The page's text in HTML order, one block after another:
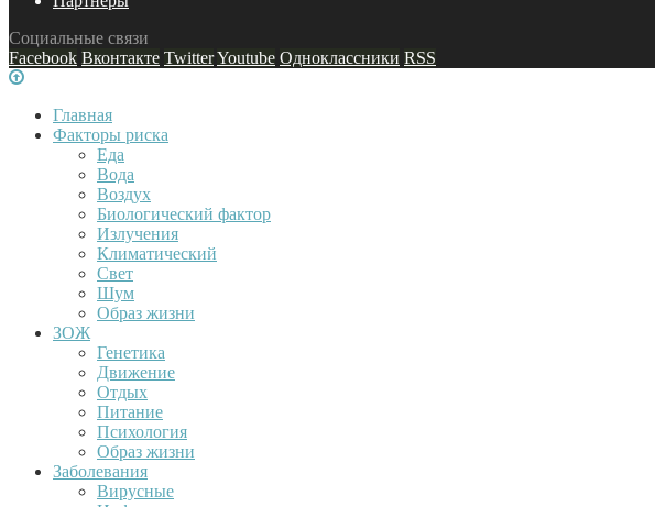
Социальные связи
Facebook Вконтакте TwitterYoutube Одноклассники RSS
Главная
Факторы риска
Еда
Вода
Воздух
Биологический фактор
Излучения
Климатический
Свет
Шум
Образ жизни
ЗОЖ
Генетика
Движение
Отдых
Питание
Психология
Образ жизни
Заболевания
Вирусные